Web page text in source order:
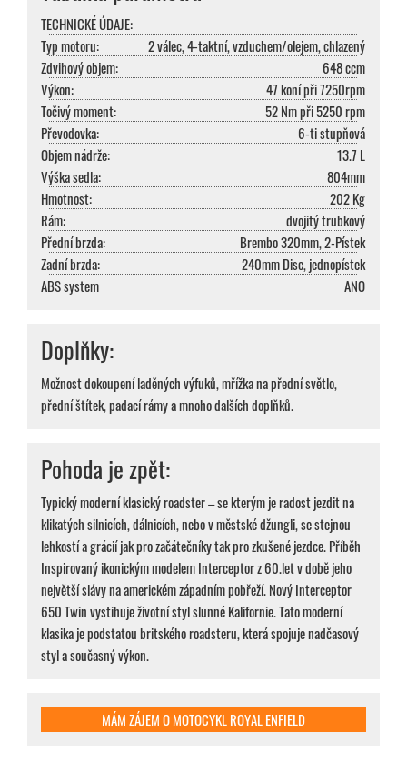
MÁM ZÁJEM O MOTOCYKL ROYAL ENFIELD
Pohoda je zpět:
Typický moderní klasický roadster – se kterým je radost jezdit na
klikatých silnicích, dálnicích, nebo v městské džungli, se stejnou
lehkostí a grácií jak pro začátečníky tak pro zkušené jezdce. Příběh
Inspirovaný ikonickým modelem Interceptor z 60.let v době jeho
největší slávy na americkém západním pobřeží. Nový Interceptor
650 Twin vystihuje životní styl slunné Kalifornie. Tato moderní
klasika je podstatou britského roadsteru, která spojuje nadčasový
styl a současný výkon.
Doplňky:
Možnost dokoupení laděných výfuků, mřížka na přední světlo,
přední štítek, padací rámy a mnoho dalších doplňků.
TECHNICKÉ ÚDAJE:
Typ motoru:
2 válec, 4-taktní, vzduchem/olejem, chlazený
Zdvihový objem:
648 ccm
Výkon:
47 koní při 7250rpm
Točivý moment:
52 Nm při 5250 rpm
Převodovka:
6-ti stupňová
Objem nádrže:
13.7 L
Výška sedla:
804mm
Hmotnost:
202 Kg
Rám:
dvojitý trubkový
Přední brzda:
Brembo 320mm, 2-Pístek
Zadní brzda:
240mm Disc, jednopístek
ABS system
ANO